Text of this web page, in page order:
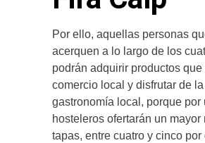
Por ello, aquellas personas
acerquen a lo largo de los
podrán adquirir productos que
comercio local y disfrutar de la
gastronomía local, porque por
hosteleros ofertarán un mayor
tapas, entre cuatro y cinco por